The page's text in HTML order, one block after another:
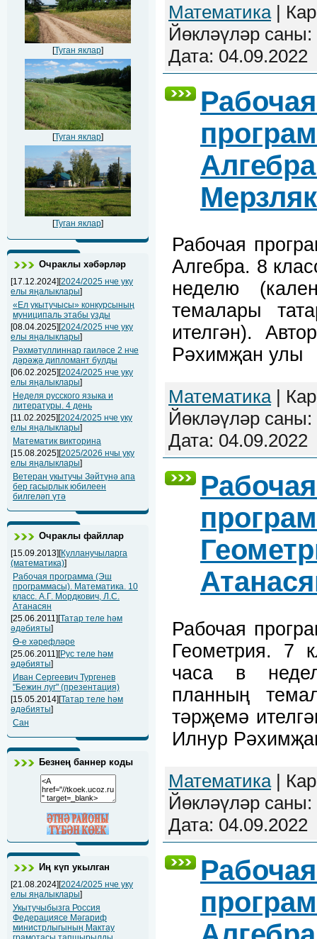
[Туган яклар]
[Туган яклар]
[Туган яклар]
Очраклы хәбәрләр
[17.12.2024][2024/2025 нче уку
елы яңалыклары]
«Ел укытучысы» конкурсының
муниципаль этабы узды
[08.04.2025][2024/2025 нче уку
елы яңалыклары]
Рәхмәтуллиннар гаиләсе 2 нче
дәрәҗә дипломант булды
[06.02.2025][2024/2025 нче уку
елы яңалыклары]
Неделя русского языка и
литературы. 4 день
[11.02.2025][2024/2025 нче уку
елы яңалыклары]
Математик викторина
[15.08.2025][2025/2026 нчы уку
елы яңалыклары]
Ветеран укытучы Зәйтүнә апа
бер гасырлык юбилеен
билгеләп үтә
Очраклы файллар
[15.09.2013][Кулланучыларга
(математика)]
Рабочая программа (Эш
программасы). Математика. 10
класс. А.Г. Мордкович, Л.С.
Атанасян
[25.06.2011][Татар теле һәм
әдәбияты]
Ө-е хәрефләре
[25.06.2011][Рус теле һәм
әдәбияты]
Иван Сергеевич Тургенев
"Бежин луг" (презентация)
[15.05.2014][Татар теле һәм
әдәбияты]
Сан
Безнең баннер коды
Иң күп укылган
[21.08.2024][2024/2025 нче уку
елы яңалыклары]
Укытучыбызга Россия
Федерациясе Мәгариф
министрлыгының Мактау
Математика|
Йөкләүләр
Дата: 04.09.2022
Мерзляк
Рабочая
Алгебра. 8
неделю
темалары
ителгән).
Рәхимҗан улы
Математика|
Йөкләүләр
Дата: 04.09.2022
Рабочая
Геометрия. 7
часа в
планның
тәрҗемә
Илнур
Математика|
Йөкләүләр
Дата: 04.09.2022